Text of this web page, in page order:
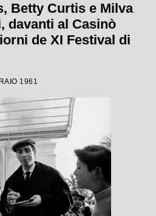
Betty Curtis e Milva
davanti al Casinò
de XI Festival di
1961